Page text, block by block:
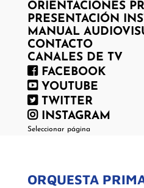
ORIENTACIONES
PRESENTACIÓN
MANUAL
CONTACTO
CANALES DE TV
FACEBOOK
YOUTUBE
TWITTER
INSTAGRAM
Seleccionar página
ORQUESTA